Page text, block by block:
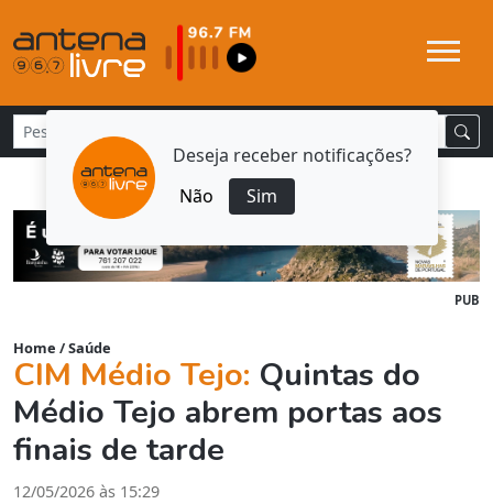
Deseja receber notificações?
Não
Sim
PUB
Home /Saúde
CIM Médio Tejo: Quintas do
Médio Tejo abrem portas aos
finais de tarde
12/05/2026 às 15:29